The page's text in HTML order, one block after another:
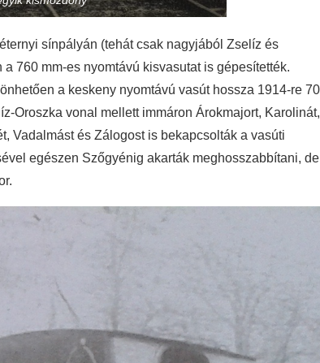
sínpályán (tehát csak nagyjából Zselíz és
760 mm-es nyomtávú kisvasutat is gépesítették.
a keskeny nyomtávú vasút hossza 1914-re 70
Oroszka vonal mellett immáron Árokmajort, Karolinát,
Vadalmást és Zálogost is bekapcsolták a vasúti
egészen Szőgyénig akarták meghosszabbítani, de